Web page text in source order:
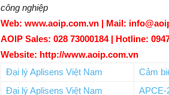
công nghiệp
Web: www.aoip.com.vn | Mail:
AOIP Sales: 028 73000184 | Hotline:
Website: http://www.aoip.com.vn
Đại lý Aplisens Việt Nam
Cảm
Đại lý Aplisens Việt Nam
APCE-